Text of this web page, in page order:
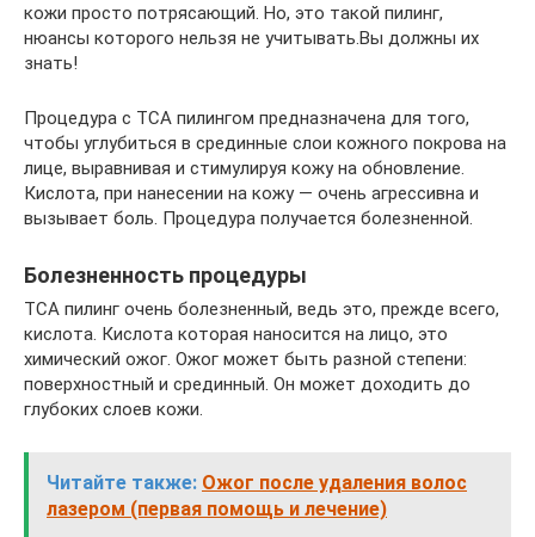
кожи просто потрясающий. Но, это такой пилинг,
нюансы которого нельзя не учитывать.Вы должны их
знать!
Процедура с ТСА пилингом предназначена для того,
чтобы углубиться в срединные слои кожного покрова на
лице, выравнивая и стимулируя кожу на обновление.
Кислота, при нанесении на кожу — очень агрессивна и
вызывает боль. Процедура получается болезненной.
Болезненность процедуры
ТСА пилинг очень болезненный, ведь это, прежде всего,
кислота. Кислота которая наносится на лицо, это
химический ожог. Ожог может быть разной степени:
поверхностный и срединный. Он может доходить до
глубоких слоев кожи.
Читайте также: Ожог после удаления волос
лазером (первая помощь и лечение)